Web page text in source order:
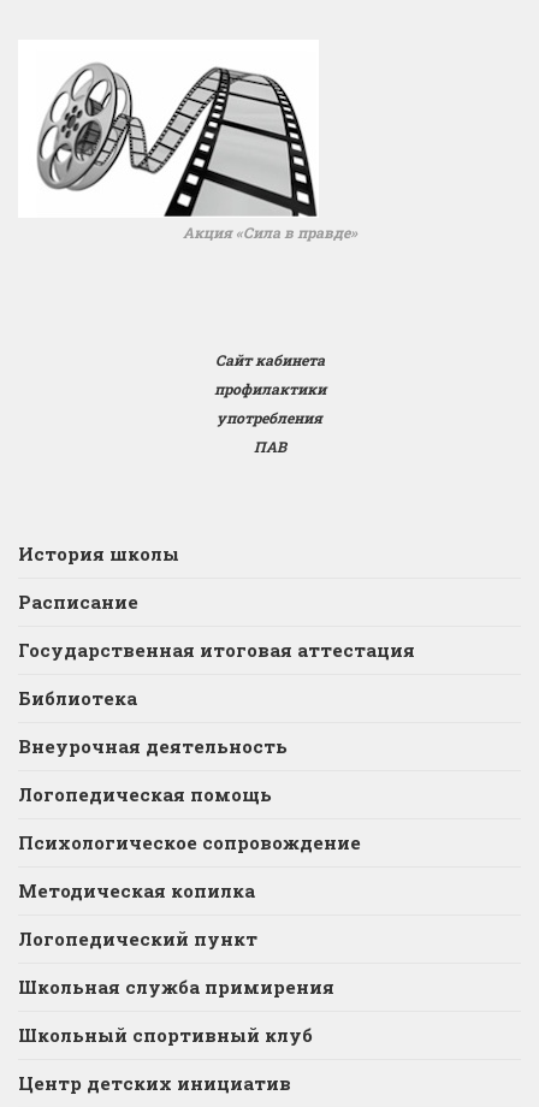
Акция «Сила в правде»
Сайт кабинета
профилактики
употребления
ПАВ
История школы
Расписание
Государственная итоговая аттестация
Библиотека
Внеурочная деятельность
Логопедическая помощь
Психологическое сопровождение
Методическая копилка
Логопедический пункт
Школьная служба примирения
Школьный спортивный клуб
Центр детских инициатив